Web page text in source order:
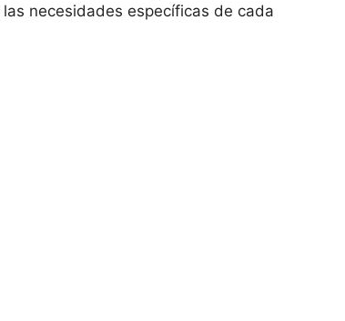
necesidades específicas de cada